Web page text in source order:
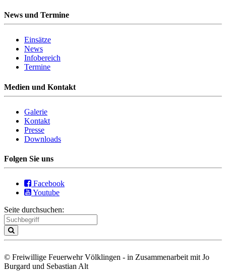
News und Termine
Einsätze
News
Infobereich
Termine
Medien und Kontakt
Galerie
Kontakt
Presse
Downloads
Folgen Sie uns
Facebook
Youtube
Seite durchsuchen:
© Freiwillige Feuerwehr Völklingen - in Zusammenarbeit mit Jo
Burgard und Sebastian Alt